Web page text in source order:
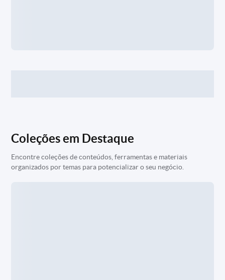
Coleções em Destaque
Encontre coleções de conteúdos, ferramentas e materiais
organizados por temas para potencializar o seu negócio.